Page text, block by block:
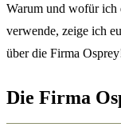
Warum und wofür ich
verwende, zeige ich
über die Firma
Die Firma